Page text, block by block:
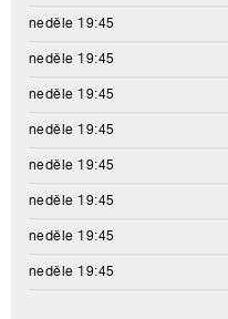
neděle 19:45
neděle 19:45
neděle 19:45
neděle 19:45
neděle 19:45
neděle 19:45
neděle 19:45
neděle 19:45